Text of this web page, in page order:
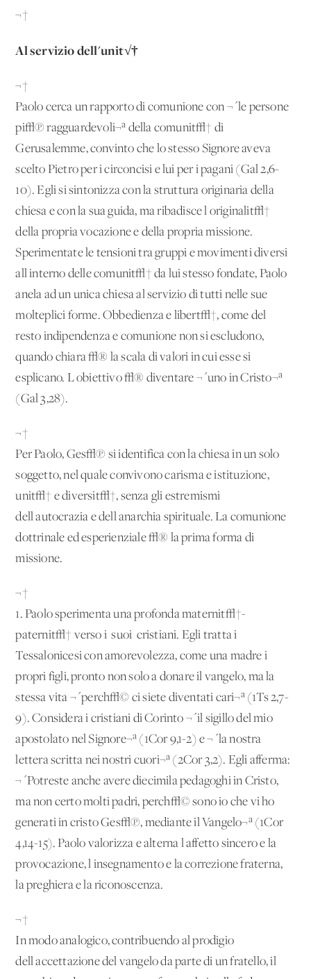
¬†
Al servizio dell'unit√†
¬†
Paolo cerca un rapporto di comunione con ¬´le persone
pi√π ragguardevoli¬ª della comunit√† di
Gerusalemme, convinto che lo stesso Signore aveva
scelto Pietro per i circoncisi e lui per i pagani (Gal 2,6-
10). Egli si sintonizza con la struttura originaria della
chiesa e con la sua guida, ma ribadisce l'originalit√†
della propria vocazione e della propria missione.
Sperimentate le tensioni tra gruppi e movimenti diversi
all'interno delle comunit√† da lui stesso fondate, Paolo
anela ad un'unica chiesa al servizio di tutti nelle sue
molteplici forme. Obbedienza e libert√†, come del
resto indipendenza e comunione non si escludono,
quando chiara √® la scala di valori in cui esse si
esplicano. L'obiettivo √® diventare ¬´uno in Cristo¬ª
(Gal 3,28).
¬†
Per Paolo, Ges√π si identifica con la chiesa in un solo
soggetto, nel quale convivono carisma e istituzione,
unit√† e diversit√†, senza gli estremismi
dell'autocrazia e dell'anarchia spirituale. La comunione
dottrinale ed esperienziale √® la prima forma di
missione.
¬†
1. Paolo sperimenta una profonda maternit√†-
paternit√† verso i 'suoi' cristiani. Egli tratta i
Tessalonicesi con amorevolezza, come una madre i
propri figli, pronto non solo a donare il vangelo, ma la
stessa vita ¬´perch√© ci siete diventati cari¬ª (1Ts 2,7-
9). Considera i cristiani di Corinto ¬´il sigillo del mio
apostolato nel Signore¬ª (1Cor 9,1-2) e ¬´la nostra
lettera scritta nei nostri cuori¬ª (2Cor 3,2). Egli afferma:
¬´Potreste anche avere diecimila pedagoghi in Cristo,
ma non certo molti padri, perch√© sono io che vi ho
generati in cristo Ges√π, mediante il Vangelo¬ª (1Cor
4,14-15). Paolo valorizza e alterna l'affetto sincero e la
provocazione, l'insegnamento e la correzione fraterna,
la preghiera e la riconoscenza.
¬†
In modo analogico, contribuendo al prodigio
dell'accettazione del vangelo da parte di un fratello, il